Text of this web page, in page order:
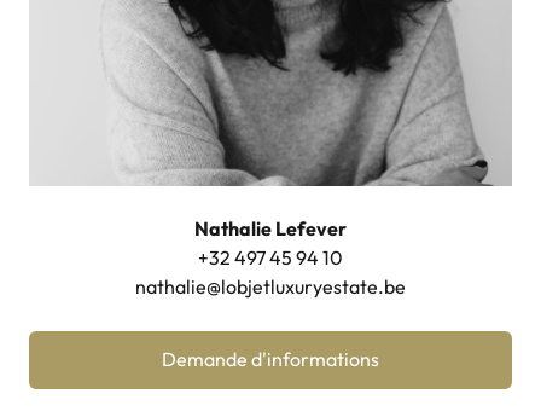
Nathalie Lefever
+32 497 45 94 10
nathalie@lobjetluxuryestate.be
Demande d'informations